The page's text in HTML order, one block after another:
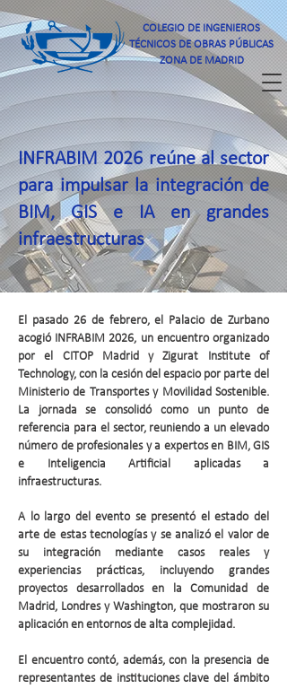
COLEGIO DE INGENIEROS
TÉCNICOS DE OBRAS PÚBLICAS
ZONA DE MADRID
INFRABIM 2026 reúne al sector
para impulsar la integración de
BIM, GIS e IA en grandes
infraestructuras
Compartir
El pasado 26 de febrero, el Palacio de Zurbano
acogió INFRABIM 2026, un encuentro organizado
por el CITOP Madrid y Zigurat Institute of
Technology, con la cesión del espacio por parte del
Ministerio de Transportes y Movilidad Sostenible.
La jornada se consolidó como un punto de
referencia para el sector, reuniendo a un elevado
número de profesionales y a expertos en BIM, GIS
e Inteligencia Artificial aplicadas a
infraestructuras.
A lo largo del evento se presentó el estado del
arte de estas tecnologías y se analizó el valor de
su integración mediante casos reales y
experiencias prácticas, incluyendo grandes
proyectos desarrollados en la Comunidad de
Madrid, Londres y Washington, que mostraron su
aplicación en entornos de alta complejidad.
El encuentro contó, además, con la presencia de
representantes de instituciones clave del ámbito